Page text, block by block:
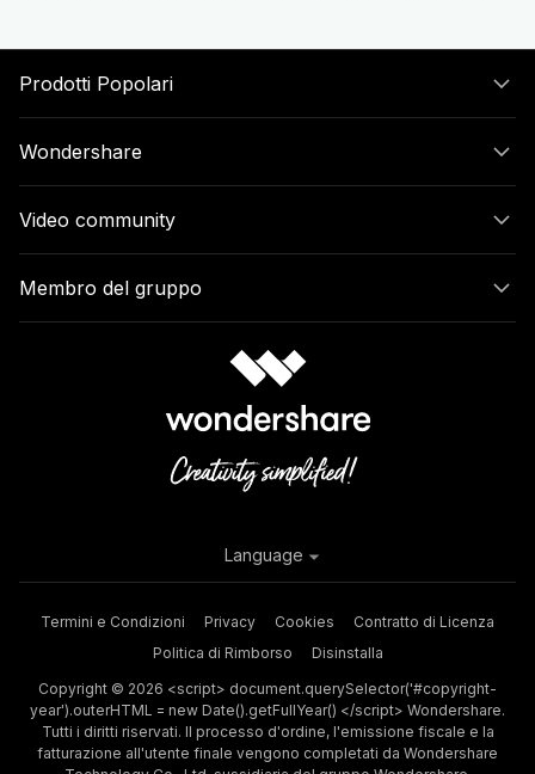
Prodotti Popolari
Wondershare
Video community
Membro del gruppo
Termini e Condizioni Privacy Cookies
Contratto di Licenza
Politica di Rimborso
Disinstalla
Copyright © 2026 <script> document.querySelector('#copyright-
year').outerHTML = new Date().getFullYear() </script> Wondershare.
Tutti i diritti riservati. Il processo d'ordine, l'emissione fiscale e la
fatturazione all'utente finale vengono completati da Wondershare
Language